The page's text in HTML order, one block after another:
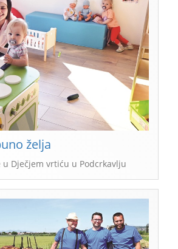
želja
u Dječjem vrtiću u Podcrkavlju